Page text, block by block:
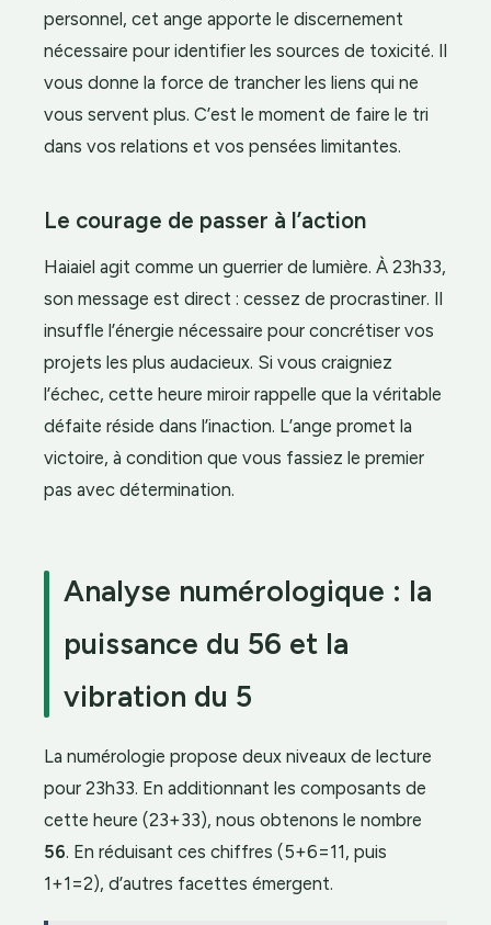
personnel, cet ange apporte le discernement
nécessaire pour identifier les sources de toxicité. Il
vous donne la force de trancher les liens qui ne
vous servent plus. C’est le moment de faire le tri
dans vos relations et vos pensées limitantes.
Le courage de passer à l’action
Haiaiel agit comme un guerrier de lumière. À 23h33,
son message est direct : cessez de procrastiner. Il
insuffle l’énergie nécessaire pour concrétiser vos
projets les plus audacieux. Si vous craigniez
l’échec, cette heure miroir rappelle que la véritable
défaite réside dans l’inaction. L’ange promet la
victoire, à condition que vous fassiez le premier
pas avec détermination.
Analyse numérologique : la
puissance du 56 et la
vibration du 5
La numérologie propose deux niveaux de lecture
pour 23h33. En additionnant les composants de
cette heure (23+33), nous obtenons le nombre
56. En réduisant ces chiffres (5+6=11, puis
1+1=2), d’autres facettes émergent.